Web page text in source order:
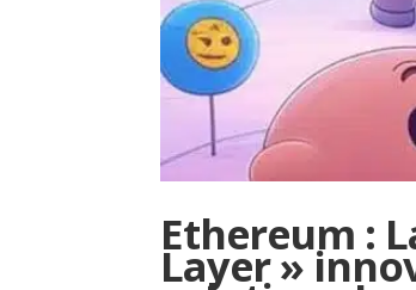
Ethereum :
Layer »